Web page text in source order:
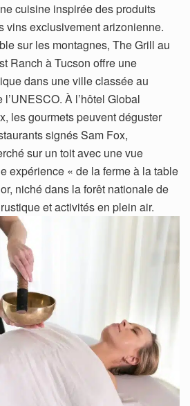
cuisine inspirée des produits
vins exclusivement arizonienne.
sur les montagnes, The Grill au
Ranch à Tucson offre une
dans une ville classée au
À l’hôtel Global
les gourmets peuvent déguster
signés Sam Fox,
sur un toit avec une vue
expérience « de la ferme à la table
niché dans la forêt nationale de
et activités en plein air.